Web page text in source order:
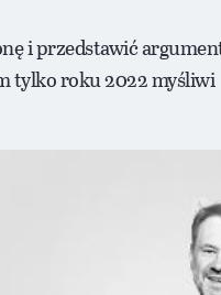
i przedstawić
tylko roku 2022 myśliwi